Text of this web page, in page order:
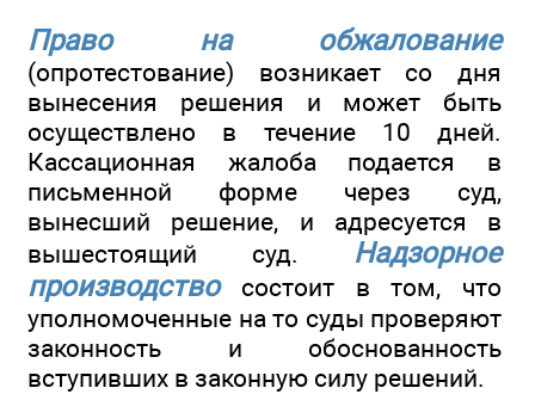
Право на обжалование
(опротестование) возникает со дня
вынесения решения и может быть
осуществлено в течение 10 дней.
Кассационная жалоба подается в
письменной форме через суд,
вынесший решение, и адресуется в
вышестоящий суд. Надзорное
производствосостоит в том, что
уполномоченные на то суды проверяют
законность и обоснованность
вступивших в законную силу решений.